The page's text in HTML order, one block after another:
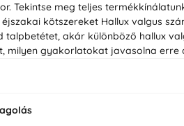
Tekintse meg teljes
éjszakai kötszereket Hallux valgus
talpbetétet, akár különböző hallux
milyen gyakorlatokat javasolna erre